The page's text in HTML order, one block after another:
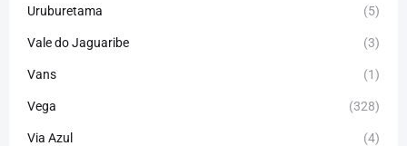
Uruburetama (5)
Vale do Jaguaribe (3)
Vans (1)
Vega (328)
Via Azul (4)